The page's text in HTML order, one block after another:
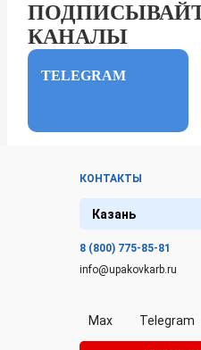
КАНАЛЫ
TELEGRAM
КОНТАКТЫ
Казань
8 (800) 775-85-81
info@upakovkarb.ru
Max Telegram